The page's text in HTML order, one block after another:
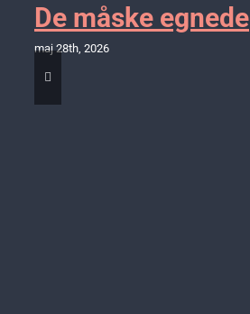
De måske egnede
maj 28th, 2026